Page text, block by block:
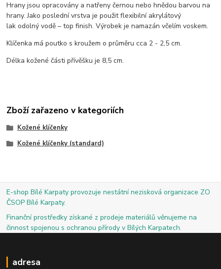
Hrany jsou opracovány a natřeny černou nebo hnědou barvou na
hrany. Jako poslední vrstva je použit flexibilní akrylátový
lak odolný vodě – top finish. Výrobek je namazán včelím voskem.
Klíčenka má poutko s kroužem o průměru cca 2 - 2,5 cm.
Délka kožené části přívěšku je 8,5 cm.
Zboží zařazeno v kategoriích
Kožené klíčenky
Kožené klíčenky (standard)
E-shop Bílé Karpaty provozuje nestátní nezisková organizace ZO
ČSOP Bílé Karpaty.
Finanční prostředky získané z prodeje materiálů věnujeme na
činnost spojenou s ochranou přírody v Bílých Karpatech.
adresa